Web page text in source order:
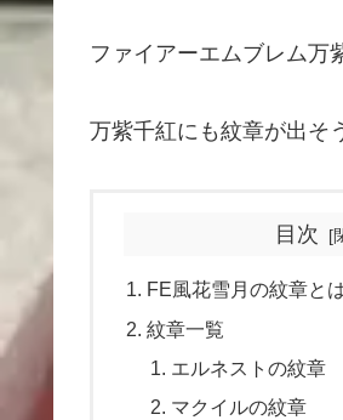
ファイアーエムブレム万
万紫千紅にも紋章が出そ
目次
FE風花雪月の紋章と
紋章一覧
エルネストの紋章
マクイルの紋章